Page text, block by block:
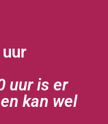
uur is er
kan wel